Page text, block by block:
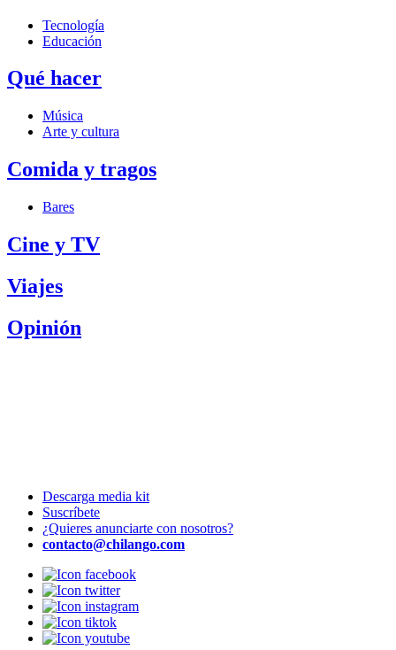
Tecnología
Educación
Qué hacer
Música
Arte y cultura
Comida y tragos
Bares
Cine y TV
Viajes
Opinión
Descarga media kit
Suscríbete
¿Quieres anunciarte con nosotros?
contacto@chilango.com